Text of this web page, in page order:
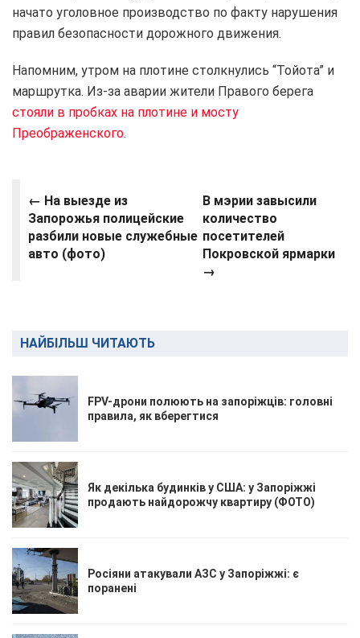
начато уголовное производство по факту нарушения
правил безопасности дорожного движения.
Напомним, утром на плотине столкнулись “Тойота” и
маршрутка. Из-за аварии жители Правого берега
стояли в пробках на плотине и мосту
Преображенского.
← На выезде из
Запорожья полицейские
разбили новые служебные
авто (фото)
В мэрии завысили
количество
посетителей
Покровской ярмарки
→
НАЙБІЛЬШ ЧИТАЮТЬ
FPV-дрони полюють на запоріжців: головні
правила, як вберегтися
Як декілька будинків у США: у Запоріжжі
продають найдорожчу квартиру (ФОТО)
Росіяни атакували АЗС у Запоріжжі: є
поранені